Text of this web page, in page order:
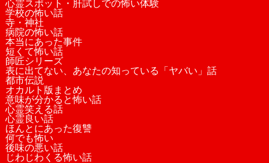
心霊スポット・肝試しでの怖い体験
学校の怖い話
寺・神社
病院の怖い話
本当にあった事件
短くて怖い話
師匠シリーズ
表に出てない、あなたの知っている「ヤバい」話
都市伝説
オカルト版まとめ
意味が分かると怖い話
心霊笑える話
心霊良い話
ほんとにあった復讐
何でも怖い
後味の悪い話
じわじわくる怖い話